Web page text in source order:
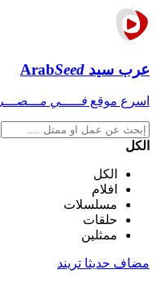
عرب سيد ArabSeed
اسرع موقع فـــــي مـــصـــر
الكل
الكل
افلام
مسلسلات
حلقات
ممثلين
مضاف حديثا تريند